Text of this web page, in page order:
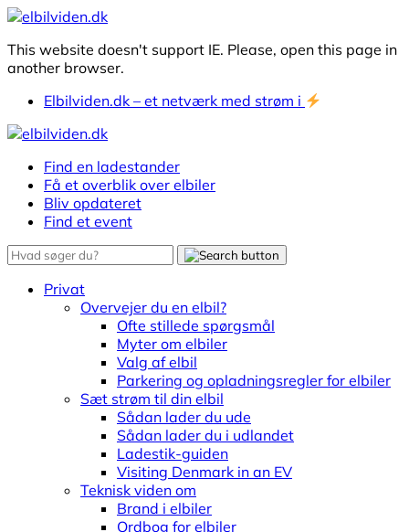
This website doesn't support IE. Please, open this page in
another browser.
Elbilviden.dk – et netværk med strøm i
Find en ladestander
Få et overblik over elbiler
Bliv opdateret
Find et event
Privat
Overvejer du en elbil?
Ofte stillede spørgsmål
Myter om elbiler
Valg af elbil
Parkering og opladningsregler for elbiler
Sæt strøm til din elbil
Sådan lader du ude
Sådan lader du i udlandet
Ladestik-guiden
Visiting Denmark in an EV
Teknisk viden om
Brand i elbiler
Ordbog for elbiler